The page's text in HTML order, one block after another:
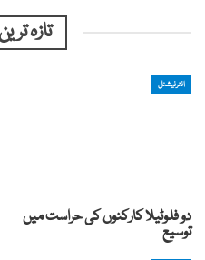
تازہ
انٹرنیشنل
دو فلوٹیلا کارکنوں کی حراست میں
توسیع